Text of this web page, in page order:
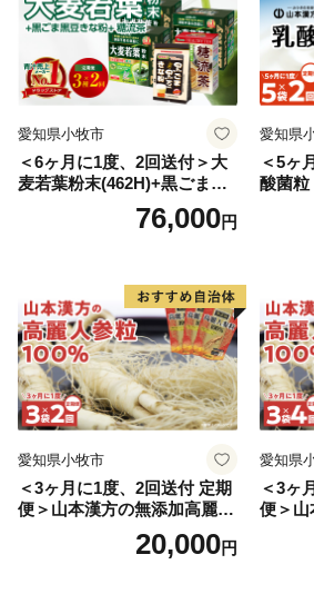
愛知県小牧市
＜6ヶ月に1度、2回送付＞大
麦若葉粉末(462H)+黒ごま黒
豆きな粉+ 糖流茶 山本漢
76,000円
愛知県
＜5ヶ
酸菌
愛知県小牧市
＜3ヶ月に1度、2回送付 定期
便＞山本漢方の無添加高麗人
20,000円
愛知県
＜3ヶ
便＞山